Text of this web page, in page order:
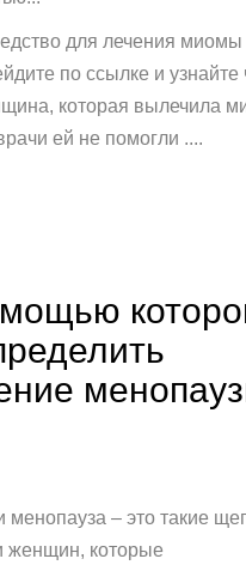
для лечения миомы
по ссылке и узнайте
которая вылечила
ей не помогли ....
менопауза – это такие
женщин, которые